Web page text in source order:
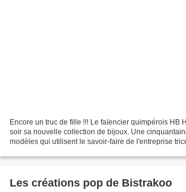
Encore un truc de fille !!! Le faïencier quimpérois HB
soir sa nouvelle collection de bijoux. Une
modèles qui utilisent le savoir-faire de l'entreprise
Les créations pop de Bistrakoo